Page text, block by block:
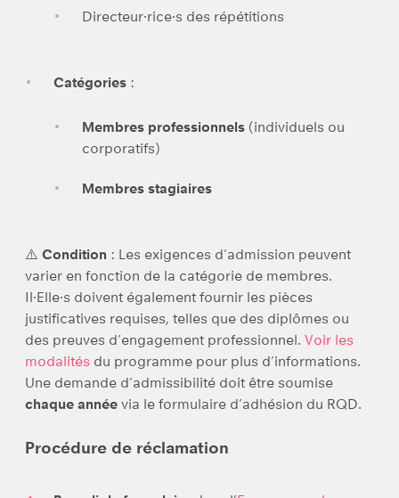
Directeur·rice·s des répétitions
Catégories :
Membres professionnels (individuels ou
corporatifs)
Membres stagiaires
⚠️ Condition : Les exigences d’admission peuvent
varier en fonction de la catégorie de membres.
Il·Elle·s doivent également fournir les pièces
justificatives requises, telles que des diplômes ou
des preuves d’engagement professionnel. Voir les
modalités du programme pour plus d’informations.
Une demande d’admissibilité doit être soumise
chaque année via le formulaire d’adhésion du RQD.
Procédure de réclamation